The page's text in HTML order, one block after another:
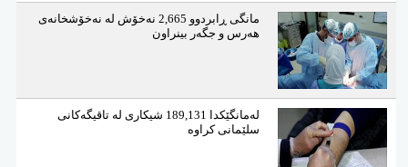
مانگی ڕابردوو 2,665 نەخۆش لە نەخۆشخانەی
هەرس و جگەر بینراون
لەمانگێكدا 189,131 شیكاری لە تاقیگەكانی
سلێمانی كراوە